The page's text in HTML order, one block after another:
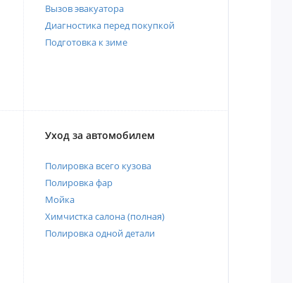
Вызов эвакуатора
Диагностика перед покупкой
Подготовка к зиме
Уход за автомобилем
Полировка всего кузова
Полировка фар
Мойка
Химчистка салона (полная)
Полировка одной детали